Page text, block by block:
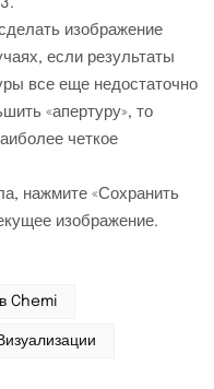
изображение
если результаты
все еще недостаточно
«апертуру», то
четкое
нажмите «Сохранить
изображение.
Chemi